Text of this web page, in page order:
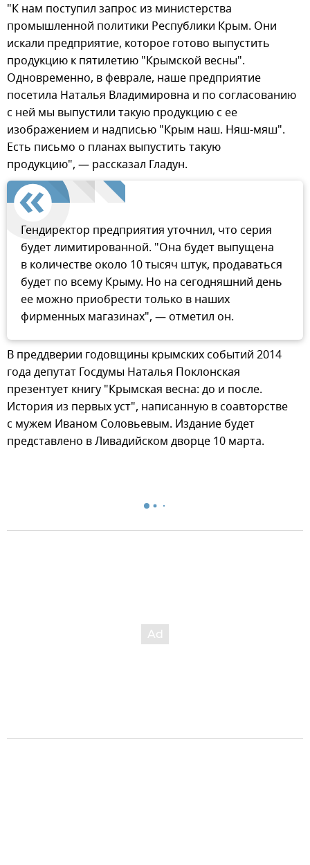
"К нам поступил запрос из министерства
промышленной политики Республики Крым. Они
искали предприятие, которое готово выпустить
продукцию к пятилетию "Крымской весны".
Одновременно, в феврале, наше предприятие
посетила Наталья Владимировна и по согласованию
с ней мы выпустили такую продукцию с ее
изображением и надписью "Крым наш. Няш-мяш".
Есть письмо о планах выпустить такую
продукцию", — рассказал Гладун.
Гендиректор предприятия уточнил, что серия
будет лимитированной. "Она будет выпущена
в количестве около 10 тысяч штук, продаваться
будет по всему Крыму. Но на сегодняшний день
ее можно приобрести только в наших
фирменных магазинах", — отметил он.
В преддверии годовщины крымских событий 2014
года депутат Госдумы Наталья Поклонская
презентует книгу "Крымская весна: до и после.
История из первых уст", написанную в соавторстве
с мужем Иваном Соловьевым. Издание будет
представлено в Ливадийском дворце 10 марта.